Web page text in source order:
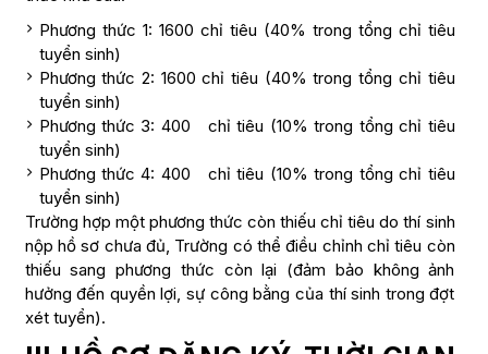
lớp 12 từ 6,0 điểm trở lên (điểm làm tròn
đến một số thập phân). Điểm trúng
tuyển không thấp hơn ngưỡng đảm bảo
chất lượng đầu vào của Trường quy
định.
Ngành xét tuyển: Tất cả các ngành bậc
đại học.
Riêng đối với ngành Phim: Thí sinh đủ
điều kiện trên và điểm ấn phẩm
portfolio đạt yêu cầu của Hội đồng
chuyên môn ngành. Chọn 1 trong 3
hình thức:
10 – 15 bức hình được sắp xếp kể chuyện.
Đạt giải khuyến khích trở lên của các
cuộc thi quốc gia, quốc tế, các cuộc thi
năng khiếu ở các lĩnh vực, ngành xét
tuyển.
Tham gia phỏng vấn cùng hội đồng
ngành do trường Đại học Hoa Sen tổ
chức đạt từ 60 điểm trở lên (thang điểm
100).
Ngành xét tuyển: Tất cả các ngành bậc
đại học.
Riêng đối với ngành Phim: Thí sinh có một
trong các điều kiện trên và điểm ấn phẩm
portfolio đạt yêu cầu của Hội đồng
Phương thức 1: 1600 chỉ tiêu (40% trong tổng chỉ tiêu
tuyển sinh)
Phương thức 2: 1600 chỉ tiêu (40% trong tổng chỉ tiêu
tuyển sinh)
Phương thức 3: 400 chỉ tiêu (10% trong tổng chỉ tiêu
tuyển sinh)
Phương thức 4: 400 chỉ tiêu (10% trong tổng chỉ tiêu
tuyển sinh)
Trường hợp một phương thức còn thiếu chỉ tiêu do thí sinh
nộp hồ sơ chưa đủ, Trường có thể điều chỉnh chỉ tiêu còn
thiếu sang phương thức còn lại (đảm bảo không ảnh
hưởng đến quyền lợi, sự công bằng của thí sinh trong đợt
xét tuyển).